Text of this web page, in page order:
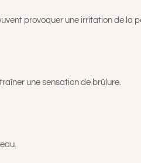
provoquer une irritation de la
une sensation de brûlure.